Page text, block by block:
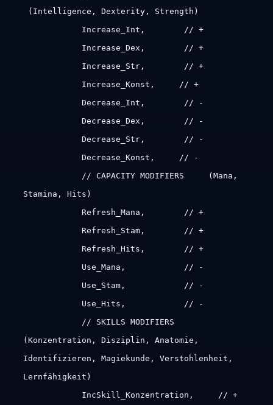
(Intelligence, Dexterity, Strength)
Increase_Int, // +
Increase_Dex, // +
Increase_Str, // +
Increase_Konst, // +
Decrease_Int, // -
Decrease_Dex, // -
Decrease_Str, // -
Decrease_Konst, // -
// CAPACITY MODIFIERS (Mana,
Stamina, Hits)
Refresh_Mana, // +
Refresh_Stam, // +
Refresh_Hits, // +
Use_Mana, // -
Use_Stam, // -
Use_Hits, // -
// SKILLS MODIFIERS
(Konzentration, Disziplin, Anatomie,
Identifizieren, Magiekunde, Verstohlenheit,
Lernfähigkeit)
IncSkill_Konzentration, // +